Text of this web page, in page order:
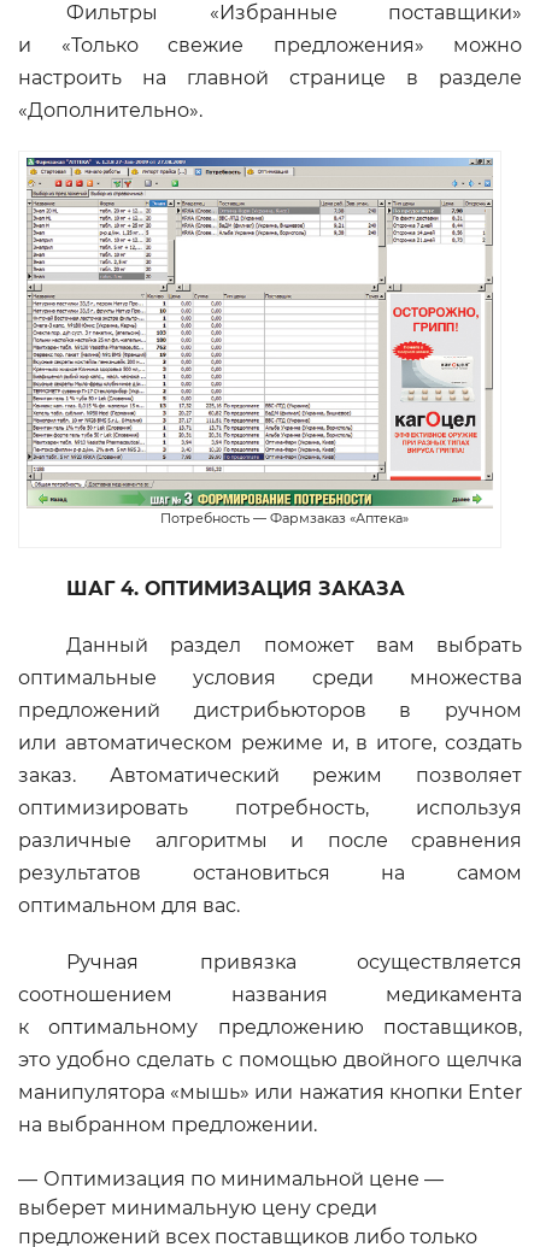
Фильтры «Избранные поставщики»
и «Только свежие предложения» можно
настроить на главной странице в разделе
«Дополнительно».
Потребность — Фармзаказ «Аптека»
ШАГ 4. ОПТИМИЗАЦИЯ ЗАКАЗА
Данный раздел поможет вам выбрать
оптимальные условия среди множества
предложений дистрибьюторов в ручном
или автоматическом режиме и, в итоге, создать
заказ. Автоматический режим позволяет
оптимизировать потребность, используя
различные алгоритмы и после сравнения
результатов остановиться на самом
оптимальном для вас.
Ручная привязка осуществляется
соотношением названия медикамента
к оптимальному предложению поставщиков,
это удобно сделать с помощью двойного щелчка
манипулятора «мышь» или нажатия кнопки Enter
на выбранном предложении.
Оптимизация по минимальной цене —
выберет минимальную цену среди
предложений всех поставщиков либо только